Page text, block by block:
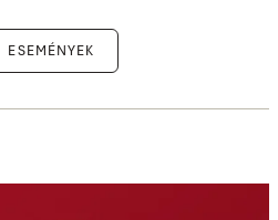
ESEMÉNYEK